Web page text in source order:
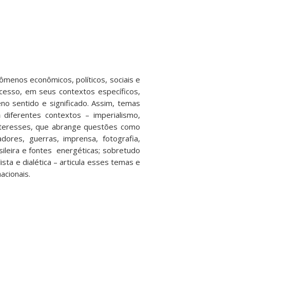
econômicos, políticos, sociais e
em seus contextos específicos,
sentido e significado. Assim, temas
contextos – imperialismo,
que abrange questões como
guerras, imprensa, fotografia,
e fontes energéticas; sobretudo
e dialética – articula esses temas e